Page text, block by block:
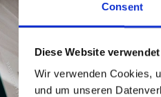
Consent
Diese Website
Wir verwenden Cookies,
und um unseren